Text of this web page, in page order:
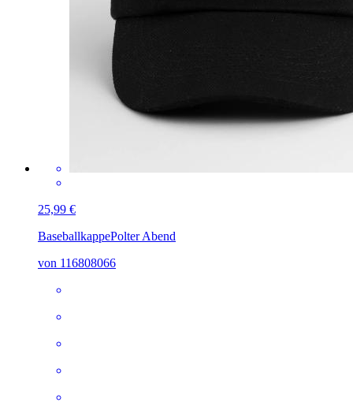
25,99 €
BaseballkappePolter Abend
von 116808066